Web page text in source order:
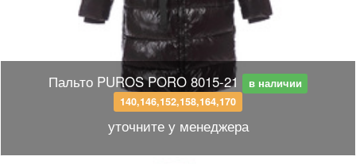
Пальто PUROS PORO 8015-21
в наличии
140,146,152,158,164,170
уточните у менеджера